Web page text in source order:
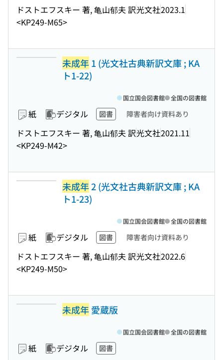
ドストエフスキー 著, 亀山郁夫 訳光文社2023.1
<KP249-M65>
未成年1 (光文社古典新訳文庫 ; KA
ト1-22)
紙 デジタル 図書 障害者向け資料あり
ドストエフスキー 著, 亀山郁夫 訳光文社2021.11
<KP249-M42>
国立国会図書館 全国の図書館
未成年2 (光文社古典新訳文庫 ; KA
ト1-23)
紙 デジタル 図書 障害者向け資料あり
ドストエフスキー 著, 亀山郁夫 訳光文社2022.6
<KP249-M50>
国立国会図書館 全国の図書館
未成年愛蔵版
紙 デジタル 図書
国立国会図書館 全国の図書館